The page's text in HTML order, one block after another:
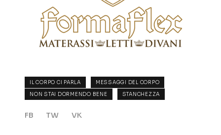
IL CORPO CI PARLA
MESSAGGI DEL CORPO
NON STAI DORMENDO BENE
STANCHEZZA
FB TW VK